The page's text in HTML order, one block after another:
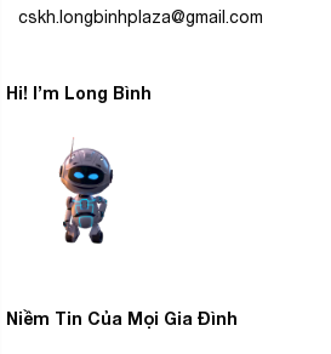
cskh.longbinhplaza@gmail.com
Hi! I’m Long Bình
Niềm Tin Của Mọi Gia Đình